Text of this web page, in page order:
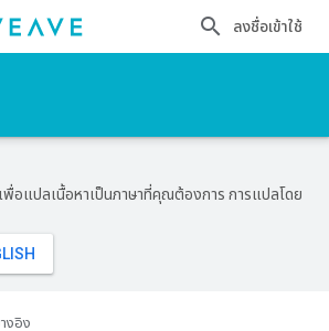
ลงชื่อเข้าใช้
พื่อแปลเนื้อหาเป็นภาษาที่คุณต้องการ การแปลโดย
งอิง